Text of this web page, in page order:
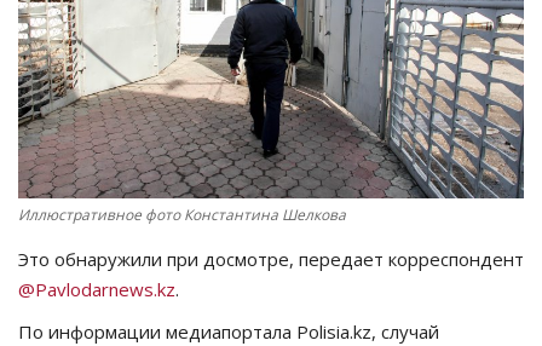
СПОРТ
Чек-лист
РАЗВЛЕЧЕНИЯ
Курултай
Иллюстративное фото Константина Шелкова
Это обнаружили при досмотре, передает корреспондент
@Pavlodarnews.kz.
По информации медиапортала Polisia.kz, случай